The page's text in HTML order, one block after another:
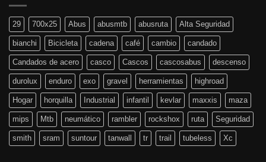
29 700x25 Abus abusmtb abusruta Alta Seguridad
bianchi Bicicleta cadena café cambio candado
Candados de acero casco Cascos cascosabus descenso
durolux enduro exo gravel herramientas highroad
Hogar horquilla Industrial infantil kevlar maxxis maza
mips Mtb neumático rambler rockshox ruta Seguridad
smith sram suntour tanwall tr trail tubeless Xc